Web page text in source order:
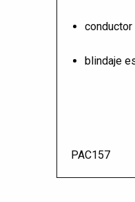
conductor
blindaje
PAC157